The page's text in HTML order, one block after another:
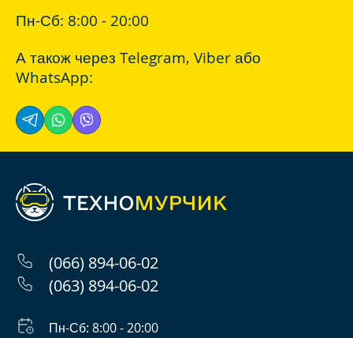
Пн-Сб: 8:00 - 20:00
А також черезTelegram,Viberабо
WhatsApp:
(066) 894-06-02
(063) 894-06-02
Пн-Сб: 8:00 - 20:00